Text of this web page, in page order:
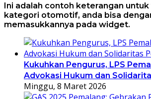
Ini adalah contoh keterangan
kategori otomotif, anda bisa
memasukkannya pada widget.
Kukuhkan Pengurus, LPS
Advokasi Hukum dan
Minggu, 8 Maret 2026